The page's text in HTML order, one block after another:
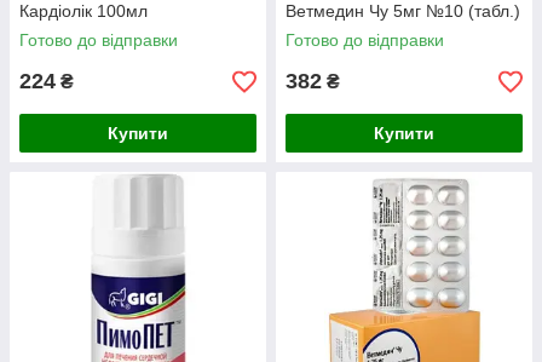
Кардіолік 100мл
Готово до відправки
224 ₴
Купити
Ветмедин Чу 5мг №10 (табл.)
Готово до відправки
382 ₴
Купити